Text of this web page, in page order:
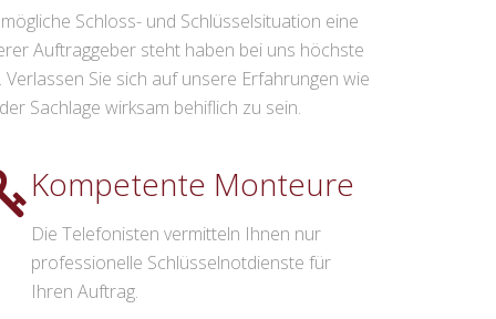
Schloss- und Schlüsselsituation eine
Auftraggeber steht haben bei uns höchste
Sie sich auf unsere Erfahrungen wie
Sachlage wirksam behiflich zu sein.
Kompetente Monteure
Die Telefonisten vermitteln Ihnen nur
professionelle Schlüsselnotdienste für
Ihren Auftrag.